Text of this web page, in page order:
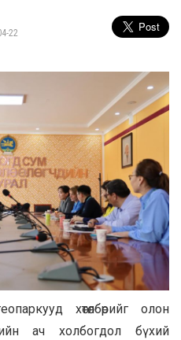
22
хөтөлбөрийг олон
ач холбогдол бүхий